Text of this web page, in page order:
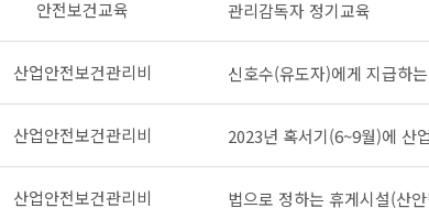
안전보건교육 관리감독자 정기교육
산업안전보건관리비 신호수(유도자)에게 지급하
산업안전보건관리비 2023년 혹서기(6~9월)에 산
산업안전보건관리비 법으로 정하는 휴게시설(산